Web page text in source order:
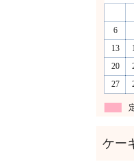
6
13
20
27